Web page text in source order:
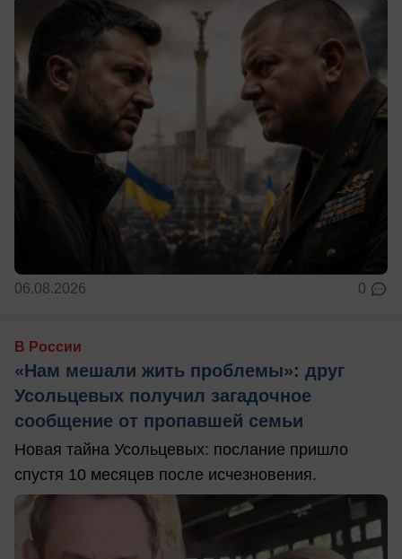
06.08.2026 0
В России
«Нам мешали жить проблемы»: друг
Усольцевых получил загадочное
сообщение от пропавшей семьи
Новая тайна Усольцевых: послание пришло
спустя 10 месяцев после исчезновения.